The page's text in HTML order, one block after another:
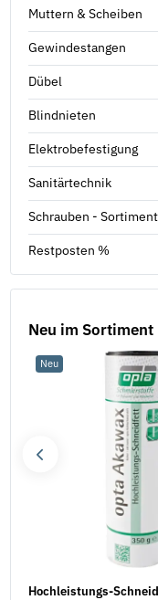
Sechskantschrauben
DIN 933 Kunststoff
3,28 €*
Muttern & Scheiben
Gewindestangen
Dübel
Blindnieten
Elektrobefestigung
Sanitärtechnik
Schrauben -
Restposten %
Neu im Sortiment
Neu
Hochleistungs-